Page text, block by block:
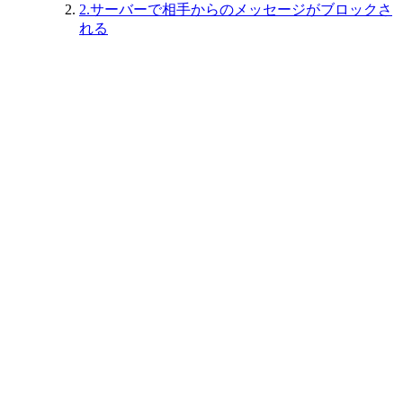
2.サーバーで相手からのメッセージがブロックさ
れる